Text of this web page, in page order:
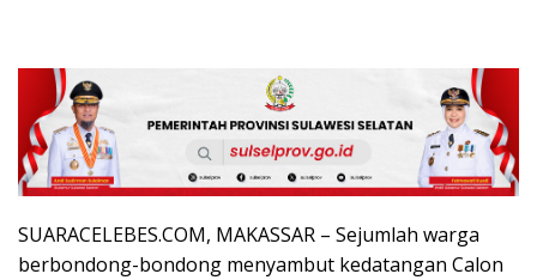
SUARACELEBES.COM, MAKASSAR – Sejumlah warga
berbondong-bondong menyambut kedatangan Calon